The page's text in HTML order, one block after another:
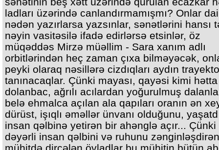
ladları üzərində canlandırmamışmı? Onlar
nədən yazırlarsa yazsınlar, sənətlərini hansı
nəyin vasitəsilə ifadə edirlərsə etsinlər, öz
müqəddəs Mirzə müəllim - Sara xanım adlı
orbitlərindən heç zaman çıxa bilməyəcək,
peyki olaraq nəsillərə cizdıqları aydın
tanınacaqlar. Çünki mayası, qayəsi kimi
dolanbac, ağrılı acılardan yoğurulmuş
belə ehmalca açılan ala qapıları oranın ən
dürüst, işıqlı əməllər ünvanı olduğunu,
insan qəlbinə yetirən bir ahənglə açır... Çünki
dəyərli insan qəlbini və ruhunu